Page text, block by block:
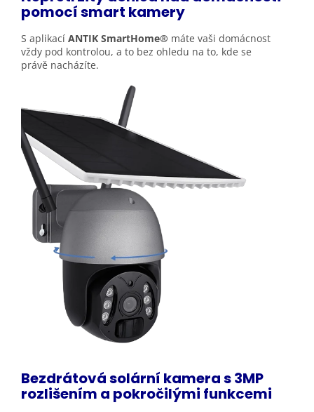
pomocí smart kamery
S aplikací ANTIK SmartHome® máte vaši domácnost
vždy pod kontrolou, a to bez ohledu na to, kde se
právě nacházíte.
Bezdrátová solární kamera s 3MP
rozlišením a pokročilými funkcemi